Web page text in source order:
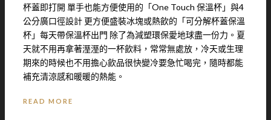
杯蓋即打開 單手也能方便使用的「One Touch 保溫杯」與4
公分廣口徑設計 更方便盛裝冰塊或熱飲的「可分解杯蓋保溫
杯」每天帶保溫杯出門 除了為減塑環保愛地球盡一份力。夏
天就不用再拿著溼溼的一杯飲料，常常無處放，冷天或生理
期來的時候也不用擔心飲品很快變冷要急忙喝完，隨時都能
補充清涼感和暖暖的熱能。
READ MORE